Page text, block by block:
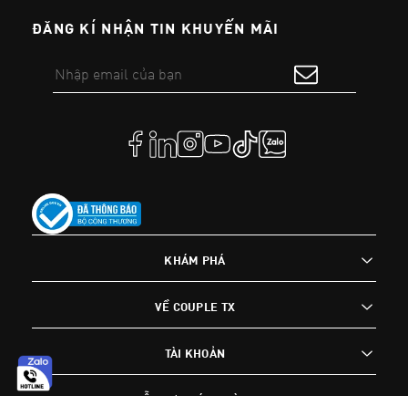
ĐĂNG KÍ NHẬN TIN KHUYẾN MÃI
KHÁM PHÁ
VỀ COUPLE TX
TÀI KHOẢN